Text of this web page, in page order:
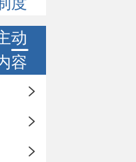
动
容